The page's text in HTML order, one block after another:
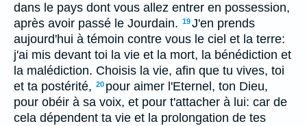
dans le pays dont vous allez entrer en possession,
après avoir passé le Jourdain. 19J'en prends
aujourd'hui à témoin contre vous le ciel et la terre:
j'ai mis devant toi la vie et la mort, la bénédiction et
la malédiction. Choisis la vie, afin que tu vives, toi
et ta postérité, 20 pour aimer l'Eternel, ton Dieu,
pour obéir à sa voix, et pour t'attacher à lui: car de
cela dépendent ta vie et la prolongation de tes